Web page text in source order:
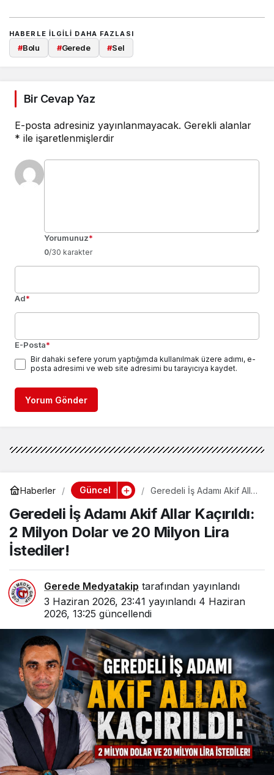
HABERLE ILGILI DAHA FAZLASI
#Bolu #Gerede #Sel
Bir Cevap Yaz
E-posta adresiniz yayınlanmayacak. Gerekli alanlar
* ile işaretlenmişlerdir
Yorumunuz*
0/30 karakter
Ad*
E-Posta*
Bir dahaki sefere yorum yaptığımda kullanılmak üzere adımı, e-
posta adresimi ve web site adresimi bu tarayıcıya kaydet.
Yorum Gönder
Haberler Güncel
Geredeli İş Adamı Akif Allar
20 Milyon Lira İstediler!
Geredeli İş Adamı Akif Allar Kaçırıldı:
2 Milyon Dolar ve 20 Milyon Lira
İstediler!
Gerede Medyatakip tarafından yayınlandı
3 Haziran 2026, 23:41 yayınlandı 4 Haziran
2026, 13:25 güncellendi